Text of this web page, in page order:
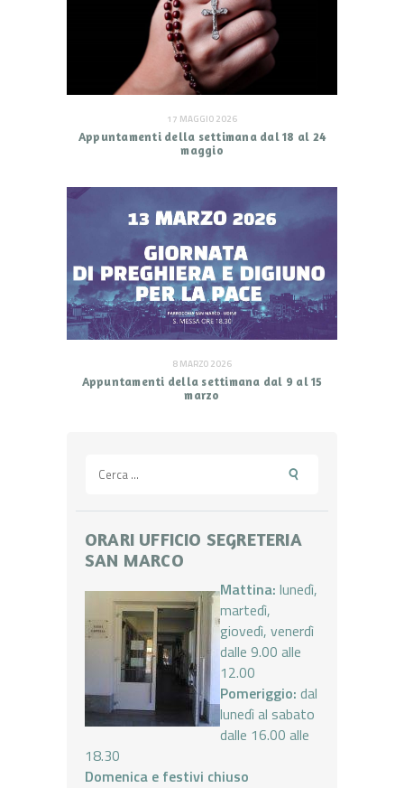
17 MAGGIO 2026
Appuntamenti della settimana dal 18 al 24
maggio
8 MARZO 2026
Appuntamenti della settimana dal 9 al 15
marzo
per:
ORARI UFFICIO SEGRETERIA
SAN MARCO
Mattina: lunedì,
martedì,
giovedì, venerdì
dalle 9.00 alle
12.00
Pomeriggio: dal
lunedì al sabato
dalle 16.00 alle
18.30
Domenica e festivi chiuso